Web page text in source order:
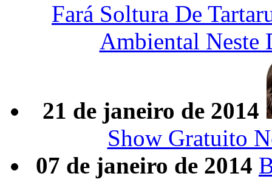
Fará Soltura De
Ambiental Neste
21 de janeiro de 2014
Show Gratuito
07 de janeiro de 2014